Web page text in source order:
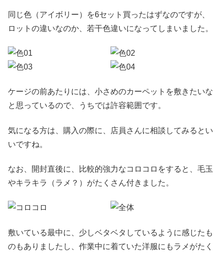
同じ色（アイボリー）を6セット買ったはずなのですが、
ロットの違いなのか、若干色違いになってしまいました。
ケージの前あたりには、小さめのカーペットを敷きたいな
と思っているので、うちでは許容範囲です。
気になる方は、購入の際に、店員さんに相談してみるとい
いですね。
なお、開封直後に、比較的強力なコロコロをすると、毛玉
やキラキラ（ラメ？）がたくさん付きました。
敷いている最中に、少しベタベタしているように感じたも
のもありましたし、作業中に着ていた洋服にもラメがたく